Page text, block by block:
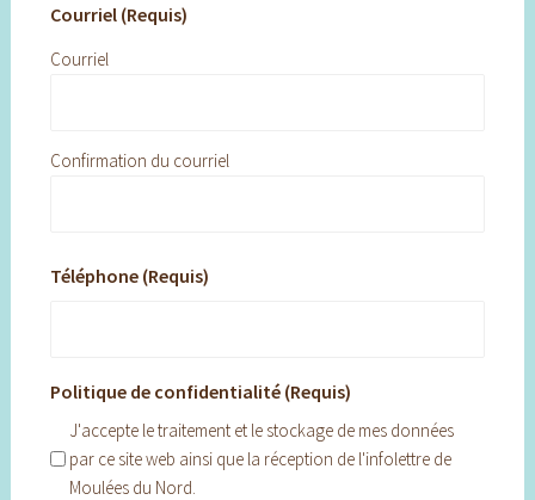
Courriel (Requis)
Courriel
Confirmation du courriel
Téléphone (Requis)
Politique de confidentialité (Requis)
J'accepte le traitement et le stockage de mes données
par ce site web ainsi que la réception de l'infolettre de
Moulées du Nord.